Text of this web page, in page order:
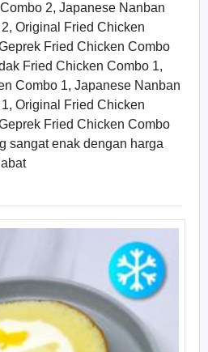
2, Japanese Nanban
Original Fried Chicken
Fried Chicken Combo
Fried Chicken Combo 1,
Combo 1, Japanese Nanban
Original Fried Chicken
Fried Chicken Combo
sangat enak dengan harga